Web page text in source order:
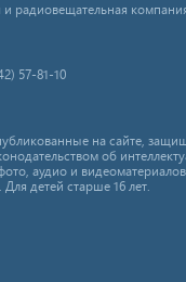
и радиовещательная
57-81-10
на сайте,
об
аудио и
детей старше 16 лет.